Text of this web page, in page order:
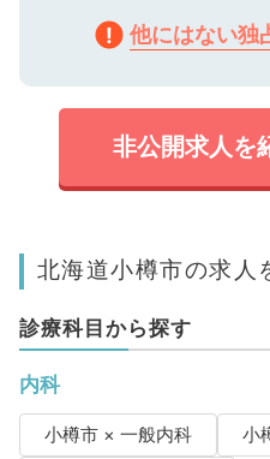
他にはない独
非公開求人を
北海道小樽市の求人
診療科目から探す
内科
小樽市 × 一般内科
小